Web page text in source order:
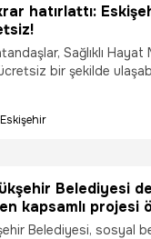
hatırlattı:
Sağlıklı Hayat
bir şekilde
Eskişehir
Belediyesi
kapsamlı projesi
Belediyesi, sosyal